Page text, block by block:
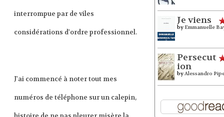
interrompue par de viles
considérations d'ordre professionnel.
J'ai commencé à noter tout mes
numéros de téléphone sur un calepin,
Je viens
by Emmanuelle
Persecut
ion
byAlessandro